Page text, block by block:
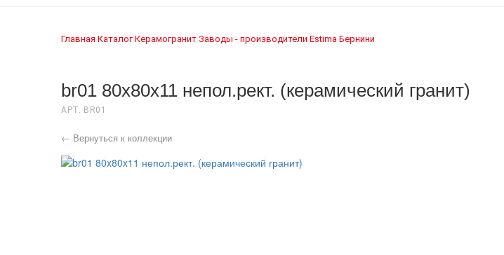
Главная›Каталог›Керамогранит›Заводы - производители›Estima›Бернини
br01 80x80x11 непол.рект. (керамический гранит)
АРТ. BR01
← Вернуться к коллекции